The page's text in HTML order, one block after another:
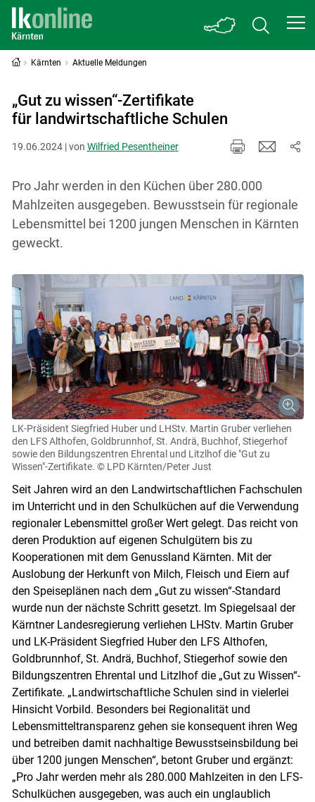
Kärnten Aktuelle Meldungen
„Gut zu wissen“-Zertifikate
für landwirtschaftliche Schulen
19.06.2024 | von Wilfried Pesentheiner
Pro Jahr werden in den Küchen über 280.000
Mahlzeiten ausgegeben. Bewusstsein für regionale
Lebensmittel bei 1200 jungen Menschen in Kärnten
geweckt.
LK-Präsident Siegfried Huber und LHStv. Martin Gruber verliehen
den LFS Althofen, Goldbrunnhof, St. Andrä, Buchhof, Stiegerhof
sowie den Bildungszentren Ehrental und Litzlhof die "Gut zu
Wissen"-Zertifikate. © LPD Kärnten/Peter Just
Seit Jahren wird an den Land­wirtschaftlichen Fach­schulen
im Unterricht und in den Schulküchen auf die Verwendung
regionaler Lebensmittel großer Wert gelegt. Das reicht von
deren Produktion auf eigenen Schulgütern bis zu
Kooperationen mit dem Genussland Kärnten. Mit der
Auslobung der Herkunft von Milch, Fleisch und Eiern auf
den Speiseplänen nach dem „Gut zu wissen“-Standard
wurde nun der nächste Schritt gesetzt. Im Spiegelsaal der
Kärntner Landesregierung verliehen LHStv. Martin Gruber
und LK-Präsident Siegfried Huber den LFS Althofen,
Goldbrunnhof, St. Andrä, Buchhof, Stiegerhof sowie den
Bildungszentren Ehrental und Litzlhof die „Gut zu Wissen“-
Zertifikate. „Landwirtschaftliche Schulen sind in vielerlei
Hinsicht Vorbild. Besonders bei Regionalität und
Lebensmitteltransparenz gehen sie konsequent ihren Weg
und betreiben damit nachhaltige Bewusstseinsbildung bei
über 1200 jungen Menschen“, betont Gruber und ergänzt:
„Pro Jahr werden mehr als 280.000 Mahlzeiten in den LFS-
Schulküchen ausgegeben, was auch ein unglaublich